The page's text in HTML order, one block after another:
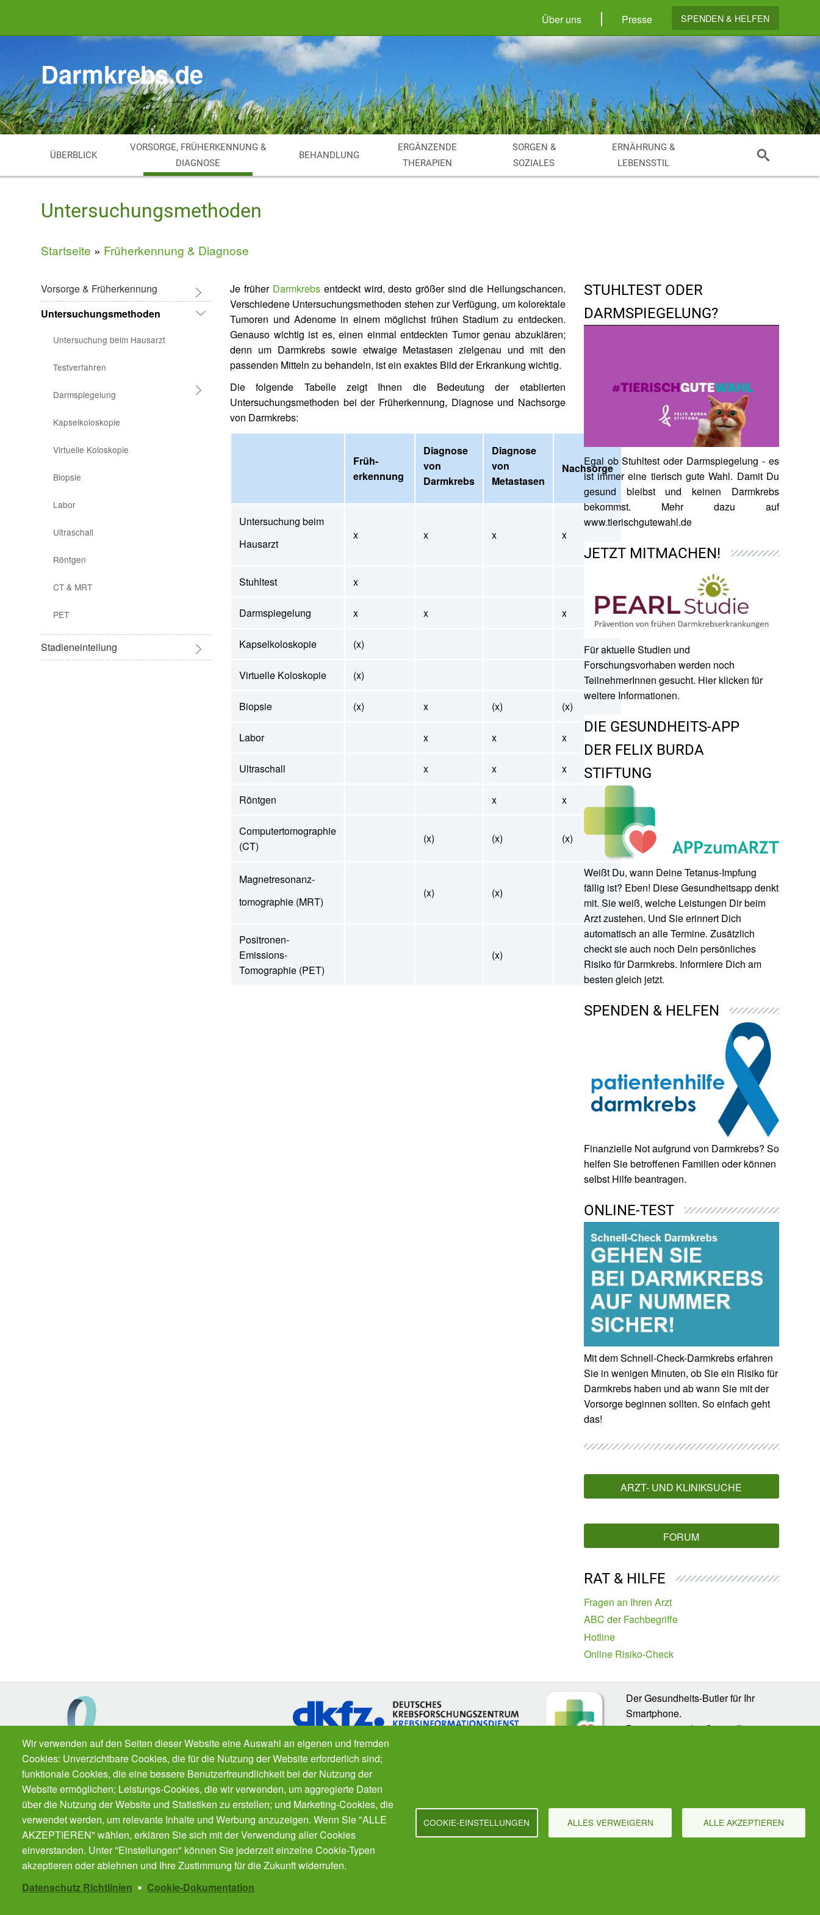
Inhalt
Über uns Presse SPENDEN & HELFEN
Darmkrebs.de
ÜBERBLICK
VORSORGE, FRÜHERKENNUNG &
DIAGNOSE
BEHANDLUNG
ERGÄNZENDE
THERAPIEN
SORGEN &
SOZIALES
ERNÄHRUNG &
LEBENSSTIL
Untersuchungsmethoden
Startseite Früherkennung & Diagnose
Vorsorge & Früherkennung
Vorsorge für alle
Vorsorge bei erhöhtem Risiko
Polypentfernung
Untersuchungsmethoden
Untersuchung beim Hausarzt
Testverfahren
Darmspiegelung
180.000 Darmkrebsfälle verhütet
Kapselkoloskopie
Virtuelle Koloskopie
Biopsie
Labor
Ultraschall
Röntgen
CT & MRT
PET
Stadieneinteilung
Je früher Darmkrebsentdeckt wird, desto größer sind die Heilungschancen.
Verschiedene Untersuchungsmethoden stehen zur Verfügung, um kolorektale
Tumoren und Adenome in einem möglichst frühen Stadium zu entdecken.
Genauso wichtig ist es, einen einmal entdeckten Tumor genau abzuklären;
denn um Darmkrebs sowie etwaige Metastasen zielgenau und mit den
passenden Mitteln zu behandeln, ist ein exaktes Bild der Erkrankung wichtig.
Die folgende Tabelle zeigt Ihnen die Bedeutung der etablierten
Untersuchungsmethoden bei der Früherkennung, Diagnose und Nachsorge
von Darmkrebs:
Früh-
erkennung
Diagnose
von
Darmkrebs
Diagnose
von
Metastasen
Nachsorge
Untersuchung beim
Hausarzt
x x x x
Stuhltest x
Darmspiegelung x x x
Kapselkoloskopie (x)
Virtuelle Koloskopie (x)
Biopsie (x) x (x) (x)
Labor x x x
Ultraschall x x x
Röntgen x x
Computertomographie
(CT)
(x) (x) (x)
Magnetresonanz-
tomographie (MRT)
(x) (x)
Positronen-
Emissions-
Tomographie (PET)
(x)
STUHLTEST ODER
DARMSPIEGELUNG?
Egal ob Stuhltest oder Darmspiegelung - es
ist immer eine tierisch gute Wahl. Damit Du
gesund bleibst und keinen Darmkrebs
bekommst. Mehr dazu auf
www.tierischgutewahl.de
JETZT MITMACHEN!
Für aktuelle Studien und
Forschungsvorhaben werden noch
TeilnehmerInnen gesucht. Hier klicken für
weitere Informationen.
DIE GESUNDHEITS-APP
DER FELIX BURDA
STIFTUNG
Weißt Du, wann Deine Tetanus-Impfung
fällig ist? Eben! Diese Gesundheitsapp denkt
mit. Sie weiß, welche Leistungen Dir beim
Arzt zustehen. Und Sie erinnert Dich
automatisch an alle Termine. Zusätzlich
checkt sie auch noch Dein persönliches
Risiko für Darmkrebs. Informiere Dich am
besten gleich jetzt.
SPENDEN & HELFEN
Finanzielle Not aufgrund von Darmkrebs? So
helfen Sie betroffenen Familien oder können
selbst Hilfe beantragen.
ONLINE-TEST
Mit dem Schnell-Check-Darmkrebs erfahren
Sie in wenigen Minuten, ob Sie ein Risiko für
Darmkrebs haben und ab wann Sie mit der
Vorsorge beginnen sollten. So einfach geht
das!
ARZT- UND KLINIKSUCHE
FORUM
RAT & HILFE
Fragen an Ihren Arzt
ABC der Fachbegriffe
Hotline
Online Risiko-Check
Darmkrebs.de ist eine Initiative der Felix Burda
Stiftung.
Wir verwenden auf den Seiten dieser Website eine Auswahl an eigenen und fremden
Cookies: Unverzichtbare Cookies, die für die Nutzung der Website erforderlich sind;
funktionale Cookies, die eine bessere Benutzerfreundlichkeit bei der Nutzung der
Website ermöglichen; Leistungs-Cookies, die wir verwenden, um aggregierte Daten
über die Nutzung der Website und Statistiken zu erstellen; und Marketing-Cookies, die
verwendet werden, um relevante Inhalte und Werbung anzuzeigen. Wenn Sie "ALLE
AKZEPTIEREN" wählen, erklären Sie sich mit der Verwendung aller Cookies
einverstanden. Unter "Einstellungen" können Sie jederzeit einzelne Cookie-Typen
akzeptieren oder ablehnen und Ihre Zustimmung für die Zukunft widerrufen.
Datenschutz Richtlinien
Cookie-Dokumentation
COOKIE-EINSTELLUNGEN ALLES VERWEIGERN ALLE AKZEPTIEREN
Fragen zu Krebs? Der
Deutschen Krebsforschungszentrums ist für Sie da.
Kostenfrei.
Der Gesundheits-Butler für Ihr
Smartphone.
Der automatische Gesundheits-
Kontakt Impressum Datenschutz